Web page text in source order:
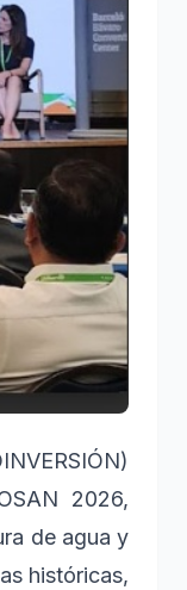
2026,
de agua y
históricas,